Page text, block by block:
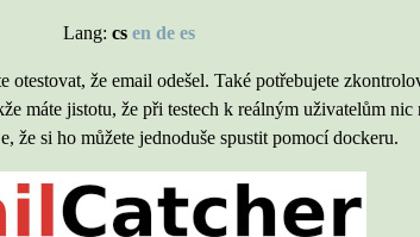
Lang: cs en de es
že email odešel. Také potřebujete
máte jistotu, že při testech k reálným uživatelům nic
že si ho můžete jednoduše spustit pomocí dockeru.